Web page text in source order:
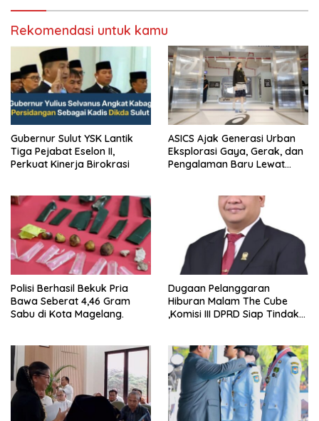
Rekomendasi untuk kamu
Gubernur Sulut YSK Lantik
Tiga Pejabat Eselon II,
Perkuat Kinerja Birokrasi
ASICS Ajak Generasi Urban
Eksplorasi Gaya, Gerak, dan
Pengalaman Baru Lewat
Polisi Berhasil Bekuk Pria
Bawa Seberat 4,46 Gram
Sabu di Kota Magelang.
Dugaan Pelanggaran
Hiburan Malam The Cube
,Komisi III DPRD Siap Tindak